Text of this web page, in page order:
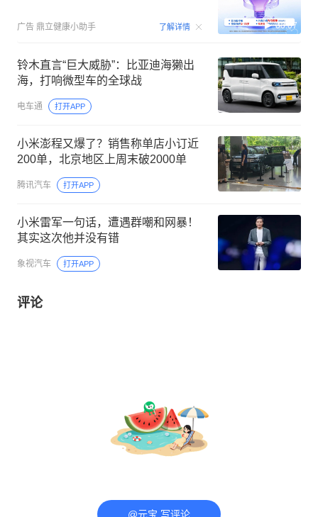
广告 鼎立健康小助手 了解详情 00:07
铃木直言“巨大威胁”：比亚迪海獭出
海，打响微型车的全球战
电车通 打开APP
小米澎程又爆了？销售称单店小订近
200单，北京地区上周末破2000单
腾讯汽车 打开APP
小米雷军一句话，遭遇群嘲和网暴！
其实这次他并没有错
象视汽车 打开APP
评论
@元宝 写评论